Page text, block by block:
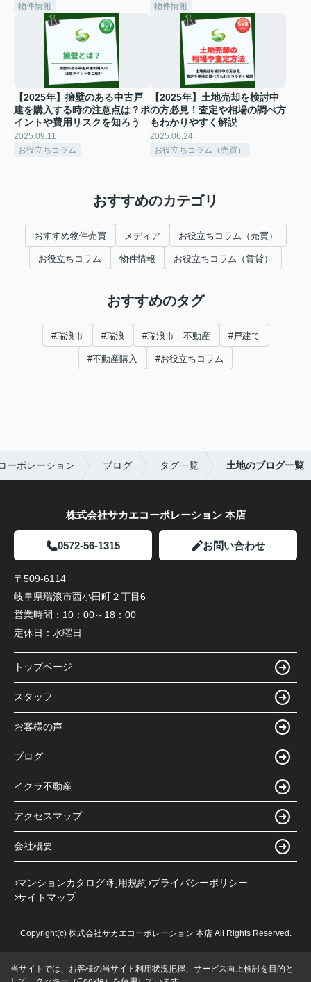
物件情報
物件情報
【2025年】擁壁のある中古戸
建を購入する時の注意点は？ポ
イントや費用リスクを知ろう
2025.09.11
お役立ちコラム
【2025年】土地売却を検討中
の方必見！査定や相場の調べ方
もわかりやすく解説
2025.06.24
お役立ちコラム（売買）
おすすめのカテゴリ
おすすめ物件売買 メディア お役立ちコラム（売買）
お役立ちコラム 物件情報 お役立ちコラム（賃貸）
おすすめのタグ
#瑞浪市 #瑞浪 #瑞浪市 不動産 #戸建て
#不動産購入 #お役立ちコラム
ーポレーション ブログ タグ一覧 土地のブログ一覧
株式会社サカエコーポレーション 本店
0572-56-1315 お問い合わせ
〒509-6114
岐阜県瑞浪市西小田町２丁目6
営業時間： 10：00～18：00
定休日： 水曜日
トップページ
スタッフ
お客様の声
ブログ
イクラ不動産
アクセスマップ
会社概要
マンションカタログ 利用規約 プライバシーポリシー
サイトマップ
Copyright(c) 株式会社サカエコーポレーション 本店 All Rights Reserved.
当サイトでは、お客様の当サイト利用状況把握、サービス向上検討を目的と